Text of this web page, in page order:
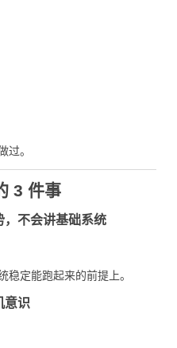
过。
3 件事
，不会讲基础系统
稳定能跑起来的前提上。
意识